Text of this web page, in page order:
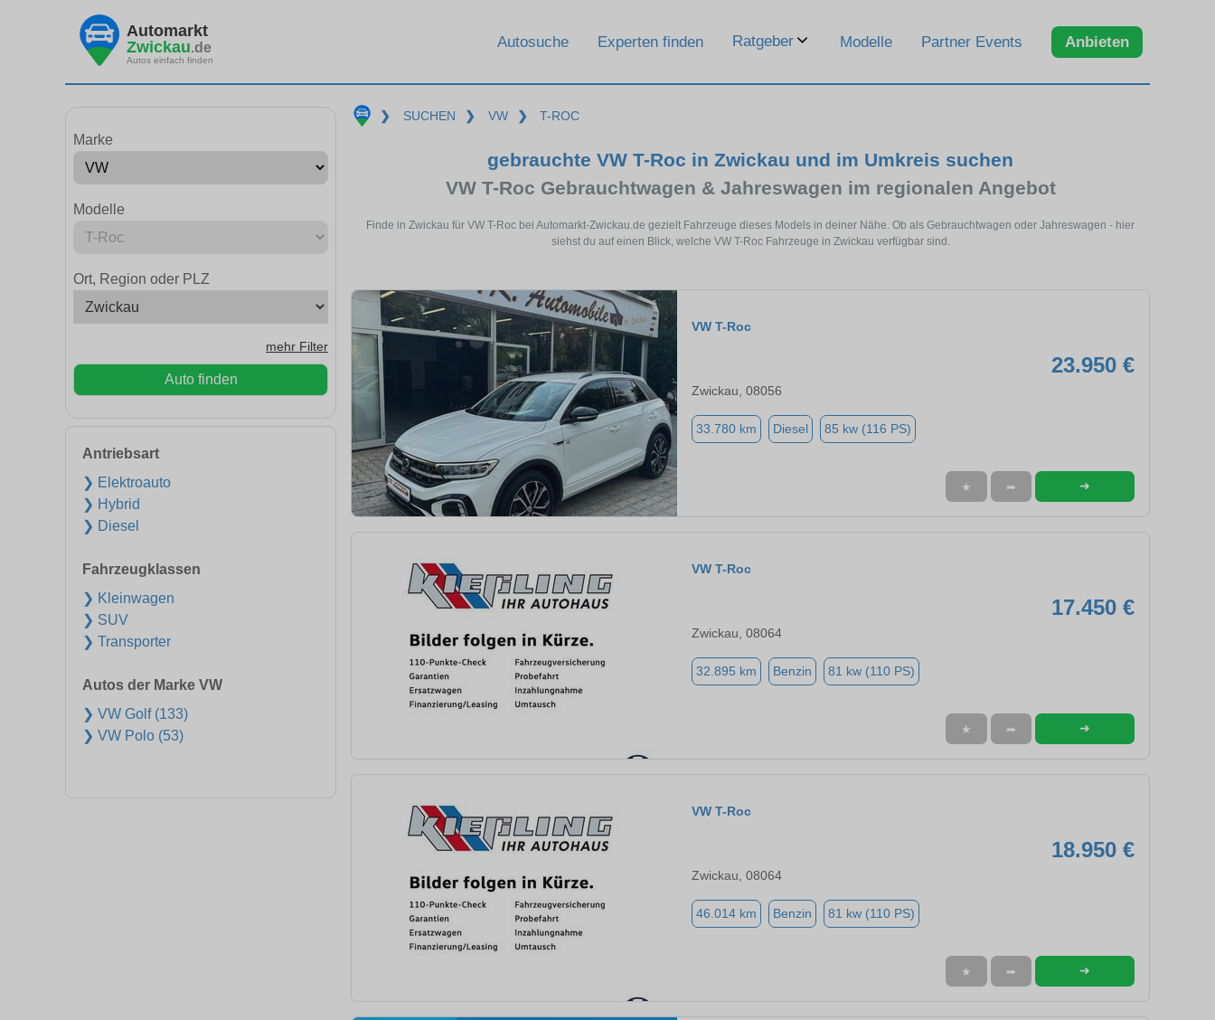
Automarkt
Zwickau.de
Autos einfach finden
Autosuche Experten finden Ratgeber Modelle Partner Events Anbieten
Marke
Modelle
Ort, Region oder PLZ
mehr Filter
Auto finden
Antriebsart
❯ Elektroauto
❯ Hybrid
❯ Diesel
Fahrzeugklassen
❯ Kleinwagen
❯ SUV
❯ Transporter
Autos der Marke VW
❯ VW Golf (133)
❯ VW Polo (53)
❯ SUCHEN ❯ VW ❯ T-ROC
gebrauchte VW T-Roc in Zwickau und im Umkreis suchen
VW T-Roc Gebrauchtwagen & Jahreswagen im regionalen Angebot
Finde in Zwickau für VW T-Roc bei Automarkt-Zwickau.de gezielt Fahrzeuge dieses Models in deiner Nähe. Ob als Gebrauchtwagen oder Jahreswagen - hier
siehst du auf einen Blick, welche VW T-Roc Fahrzeuge in Zwickau verfügbar sind.
VW T-Roc
23.950 €
Zwickau, 08056
33.780 km Diesel 85 kw (116 PS)
★ ➦ ➜
VW T-Roc
17.450 €
Zwickau, 08064
32.895 km Benzin 81 kw (110 PS)
★ ➦ ➜
VW T-Roc
18.950 €
Zwickau, 08064
46.014 km Benzin 81 kw (110 PS)
★ ➦ ➜